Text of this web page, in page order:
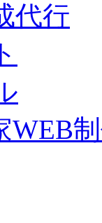
代行
WEB